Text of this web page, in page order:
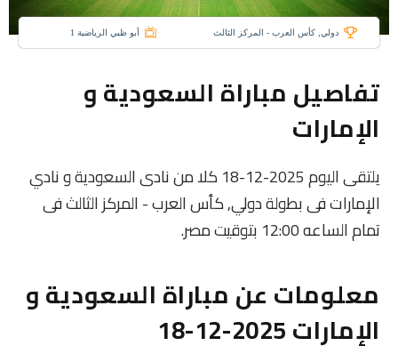
دولي, كأس العرب - المركز الثالث أبو ظبي الرياضية 1
تفاصيل مباراة السعودية و
الإمارات
يلتقى اليوم 2025-12-18 كلا من نادى السعودية و نادي
الإمارات فى بطولة دولي, كأس العرب - المركز الثالث فى
تمام الساعه 12:00 بتوقيت مصر.
معلومات عن مباراة السعودية و
الإمارات 2025-12-18